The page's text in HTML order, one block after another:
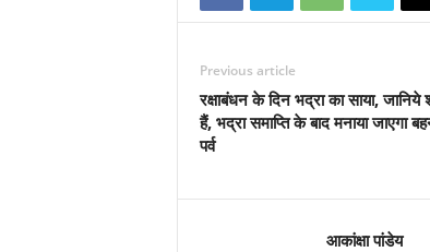
Previous article
रक्षाबंधन के दिन भद्रा का साया, जानिये
हैं, भद्रा समाप्ति के बाद मनाया जाएगा
पर्व
आकांक्षा पांडेय